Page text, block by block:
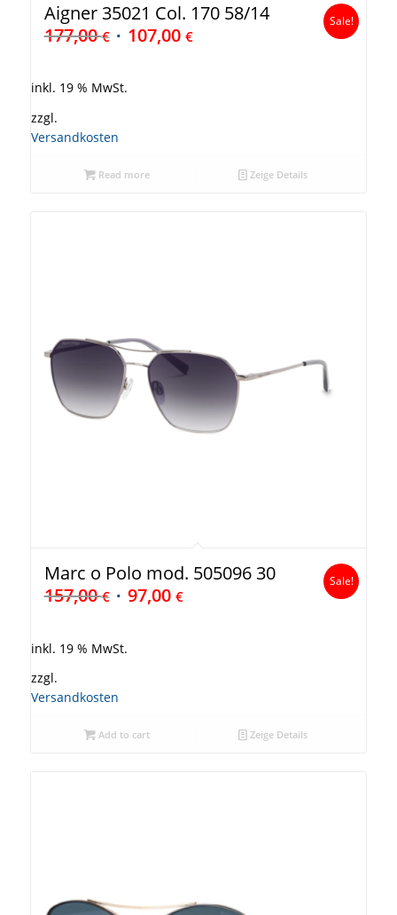
Aigner 35021 Col. 170 58/14
177,00€ 107,00 €
Sale!
inkl. 19 % MwSt.
zzgl.
Versandkosten
Read more Zeige Details
Marc o Polo mod. 505096 30
157,00€ 97,00 €
Sale!
inkl. 19 % MwSt.
zzgl.
Versandkosten
Add to cart Zeige Details